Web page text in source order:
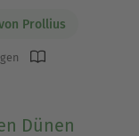
Prollius
Dünen